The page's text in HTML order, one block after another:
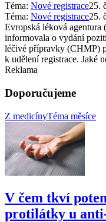
Téma: Nové registrace25.
Téma: Nové registrace25.
Evropská léková
informovala o vydání
léčivé přípravky (CHMP)
k udělení registrace. Jaké
Reklama
Doporučujeme
Z medicínyTéma měsíce
V čem tkví
protilátky u